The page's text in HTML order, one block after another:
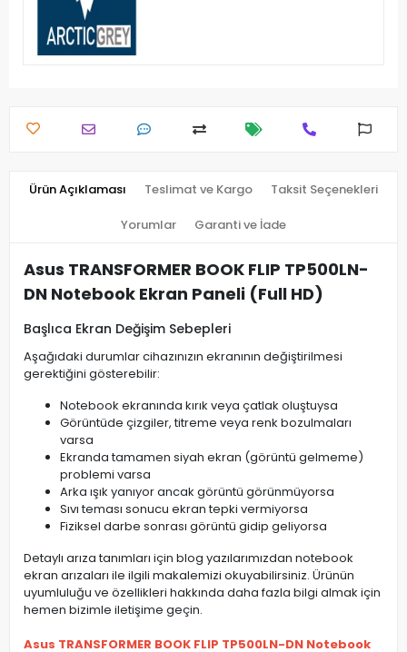
Ürün Açıklaması Teslimat ve Kargo Taksit Seçenekleri
Yorumlar Garanti ve İade
Asus TRANSFORMER BOOK FLIP TP500LN-
DN Notebook Ekran Paneli (Full HD)
Başlıca Ekran Değişim Sebepleri
Aşağıdaki durumlar cihazınızın ekranının değiştirilmesi
gerektiğini gösterebilir:
Notebook ekranında kırık veya çatlak oluştuysa
Görüntüde çizgiler, titreme veya renk bozulmaları
varsa
Ekranda tamamen siyah ekran (görüntü gelmeme)
problemi varsa
Arka ışık yanıyor ancak görüntü görünmüyorsa
Sıvı teması sonucu ekran tepki vermiyorsa
Fiziksel darbe sonrası görüntü gidip geliyorsa
Detaylı arıza tanımları için blog yazılarımızdan notebook
ekran arızaları ile ilgili makalemizi okuyabilirsiniz. Ürünün
uyumluluğu ve özellikleri hakkında daha fazla bilgi almak için
hemen bizimle iletişime geçin.
Asus TRANSFORMER BOOK FLIP TP500LN-DN Notebook